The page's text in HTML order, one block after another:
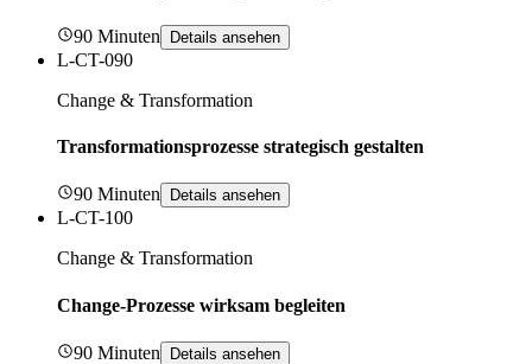
90 Minuten Details ansehen
L-CT-090
Change & Transformation
Transformationsprozesse strategisch gestalten
90 Minuten Details ansehen
L-CT-100
Change & Transformation
Change-Prozesse wirksam begleiten
90 Minuten Details ansehen